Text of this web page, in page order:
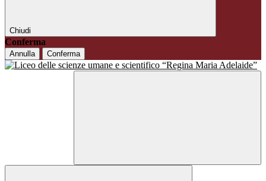
Chiudi
Conferma
Annulla Conferma